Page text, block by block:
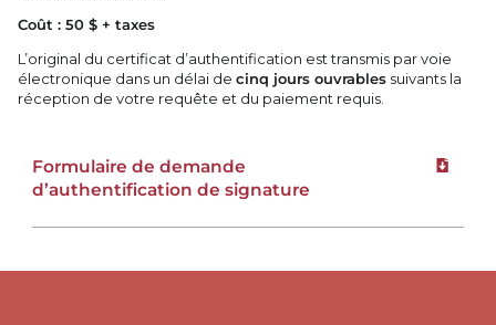
Coût : 50 $ + taxes
L’original du certificat d’authentification est transmis par voie
électronique dans un délai decinq jours ouvrables suivants la
réception de votre requête et du paiement requis.
Formulaire de demande
d’authentification de signature